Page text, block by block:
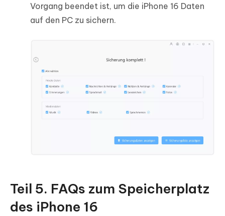
Vorgang beendet ist, um die iPhone 16 Daten
auf den PC zu sichern.
Teil 5. FAQs zum Speicherplatz
des iPhone 16